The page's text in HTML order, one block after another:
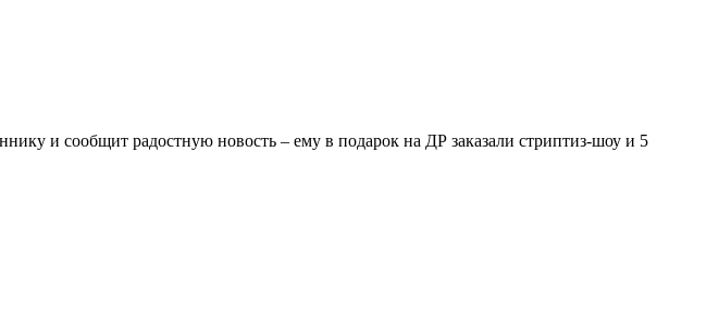
и сообщит радостную новость – ему в подарок на ДР заказали стриптиз-шоу и 5